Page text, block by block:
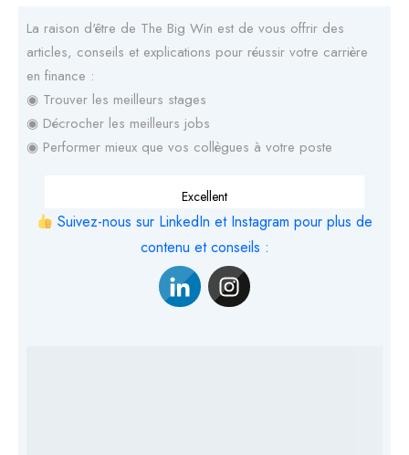
La raison d'être de The Big Win est de vous offrir des
articles, conseils et explications pour réussir votre carrière
en finance :
◉ Trouver les meilleurs stages
◉ Décrocher les meilleurs jobs
◉ Performer mieux que vos collègues à votre poste
Excellent
Suivez-nous sur LinkedIn et Instagram pour plus de
contenu et conseils :